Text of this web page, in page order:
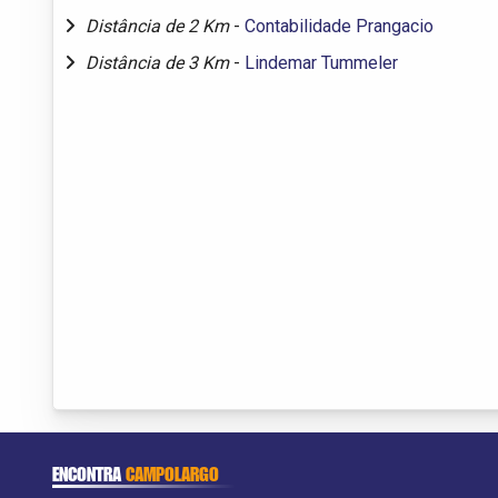
Distância de 2 Km - Contabilidade Prangacio
Distância de 3 Km - Lindemar Tummeler
ENCONTRACAMPOLARGO